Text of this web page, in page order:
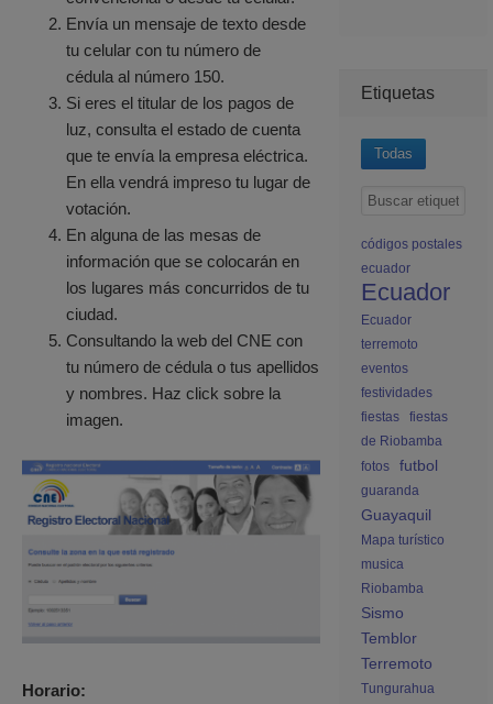
Envía un mensaje de texto desde
tu celular con tu número de
cédula al número 150.
Si eres el titular de los pagos de
luz, consulta el estado de cuenta
que te envía la empresa eléctrica.
En ella vendrá impreso tu lugar de
votación.
En alguna de las mesas de
información que se colocarán en
los lugares más concurridos de tu
ciudad.
Consultando la web del CNE con
tu número de cédula o tus apellidos
y nombres. Haz click sobre la
imagen.
Horario:
Etiquetas
Todas
códigos postales
ecuador
Ecuador
Ecuador
terremoto
eventos
festividades
fiestas
fiestas
de Riobamba
fotos
futbol
guaranda
Guayaquil
Mapa turístico
musica
Riobamba
Sismo
Temblor
Terremoto
Tungurahua